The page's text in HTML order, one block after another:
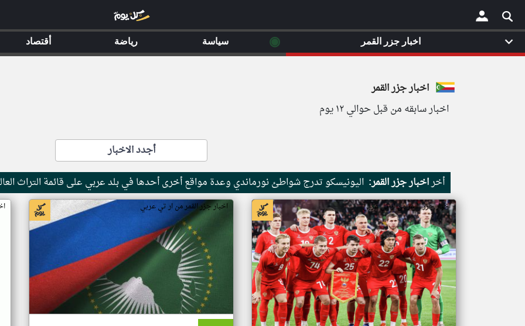
×
اخبار جزر القمر
اخبار سابقه من قبل حوالي ١٢ يوم
أجدد الاخبار
أخراخبار جزر القمر: اليونيسكو تدرج شواطئ نورماندي وعدة مواقع أخرى أحدها في بلد عربي على قائمة التراث
اخبار جزر القمر من ار تي عربي اخبار جزر القمر من ار تي عربي
اخبار جزر القمر ◉ سياسة رياضة أقتصاد